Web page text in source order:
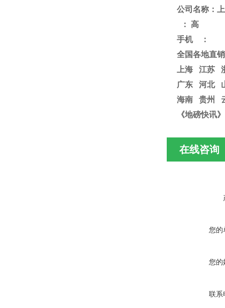
公司名称：
： 高
手机
：
全国各地直销
上海
江苏
广东 河北
海南 贵州
《地磅快讯
在线咨询
您的
您的
联系